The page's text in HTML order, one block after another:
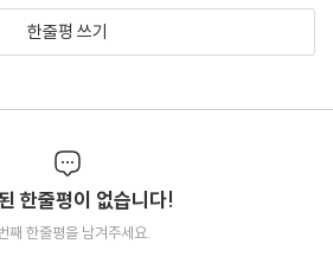
한줄평 쓰기
한줄평이 없습니다!
째 한줄평을 남겨주세요.